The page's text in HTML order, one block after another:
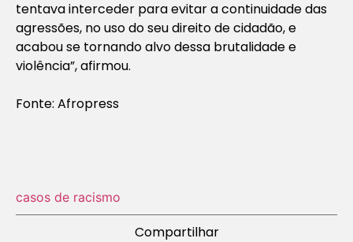
tentava interceder para evitar a continuidade das
agressões, no uso do seu direito de cidadão, e
acabou se tornando alvo dessa brutalidade e
violência”, afirmou.
Fonte: Afropress
casos de racismo
Compartilhar